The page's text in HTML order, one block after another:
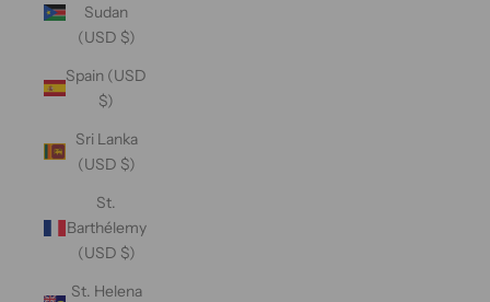
Sudan
(USD $)
Spain (USD
$)
Sri Lanka
(USD $)
St.
Barthélemy
(USD $)
St. Helena